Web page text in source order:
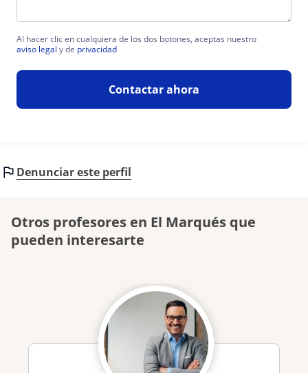
Al hacer clic en cualquiera de los dos botones, aceptas nuestro
aviso legal y de privacidad
Contactar ahora
Denunciar este perfil
Otros profesores en El Marqués que
pueden interesarte